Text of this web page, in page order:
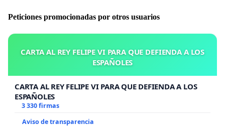
Peticiones promocionadas por otros usuarios
CARTA AL REY FELIPE VI PARA QUE DEFIENDA A LOS
ESPAÑOLES
CARTA AL REY FELIPE VI PARA QUE DEFIENDA A LOS
ESPAÑOLES
3 330 firmas
Aviso de transparencia